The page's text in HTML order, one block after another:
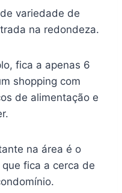
variedade de
na redondeza.
fica a apenas 6
shopping com
de alimentação e
na área é o
fica a cerca de